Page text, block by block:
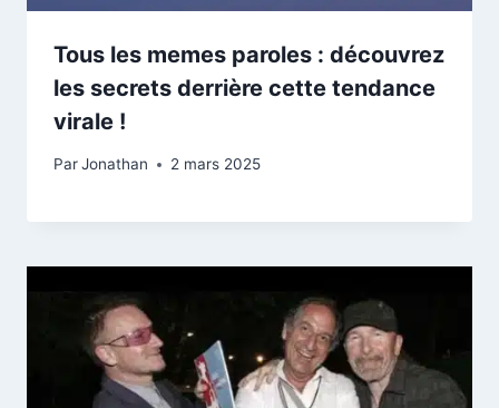
Tous les memes paroles : découvrez
les secrets derrière cette tendance
virale !
ParJonathan 2 mars 2025